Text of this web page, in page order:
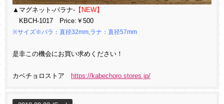
▲マグネット-バラナ- 【NEW】
KBCH-1017 Price:￥500
※サイズ※バラ：直径32mm,ラナ：直径57mm
是非この機会にお買い求めください！
カベチョロストア https://kabechoro.stores.jp/